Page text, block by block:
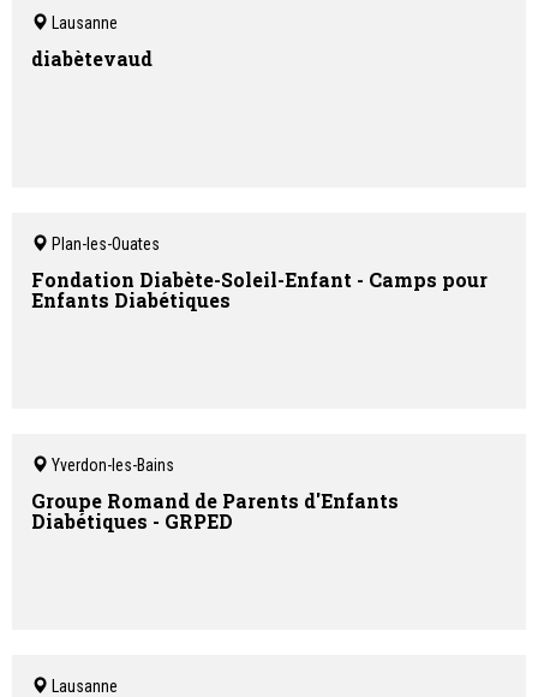
Lausanne
diabètevaud
Plan-les-Ouates
Fondation Diabète-Soleil-Enfant - Camps pour
Enfants Diabétiques
Yverdon-les-Bains
Groupe Romand de Parents d'Enfants
Diabétiques - GRPED
Lausanne